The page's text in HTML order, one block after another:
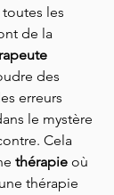
toutes les
de la
des
erreurs
le mystère
Cela
thérapie où
thérapie